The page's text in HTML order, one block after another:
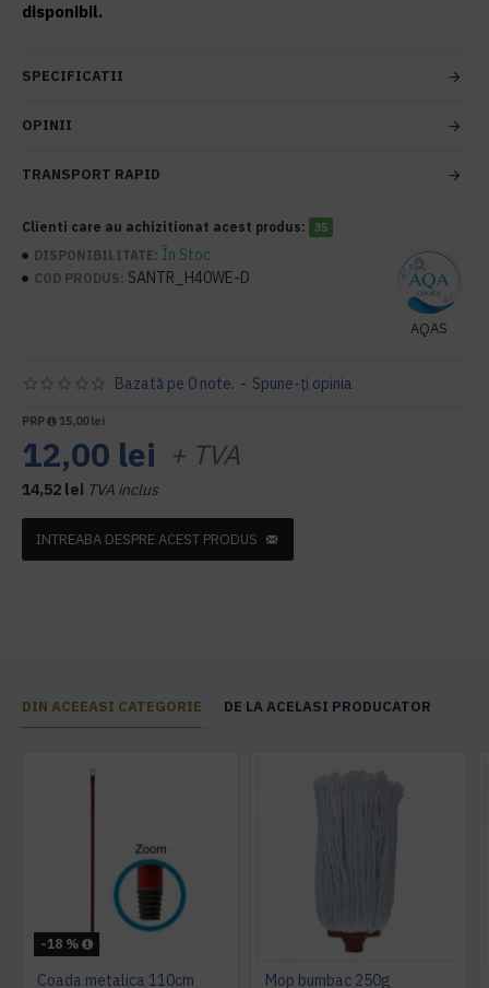
disponibil.
SPECIFICATII
OPINII
TRANSPORT RAPID
Clienti care au achizitionat acest produs: 35
DISPONIBILITATE: În Stoc
COD PRODUS: SANTR_H40WE-D
AQAS
Bazată pe 0 note. - Spune-ţi opinia
PRP 15,00 lei
12,00 lei + TVA
14,52 lei TVA inclus
INTREABA DESPRE ACEST PRODUS
DIN ACEEASI CATEGORIE DE LA ACELASI PRODUCATOR
-18 %
Coada metalica 110cm Mop bumbac 250g